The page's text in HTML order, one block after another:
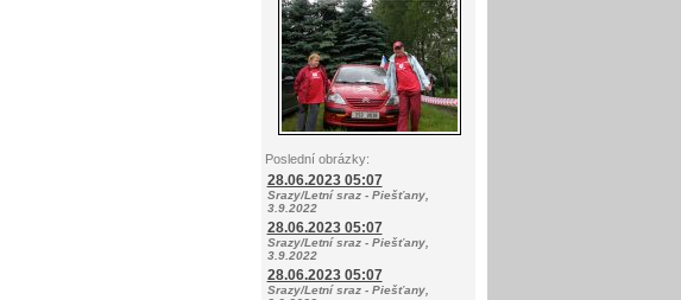
Poslední obrázky:
28.06.2023 05:07
Srazy/Letní sraz - Piešťany,
3.9.2022
28.06.2023 05:07
Srazy/Letní sraz - Piešťany,
3.9.2022
28.06.2023 05:07
Srazy/Letní sraz - Piešťany,